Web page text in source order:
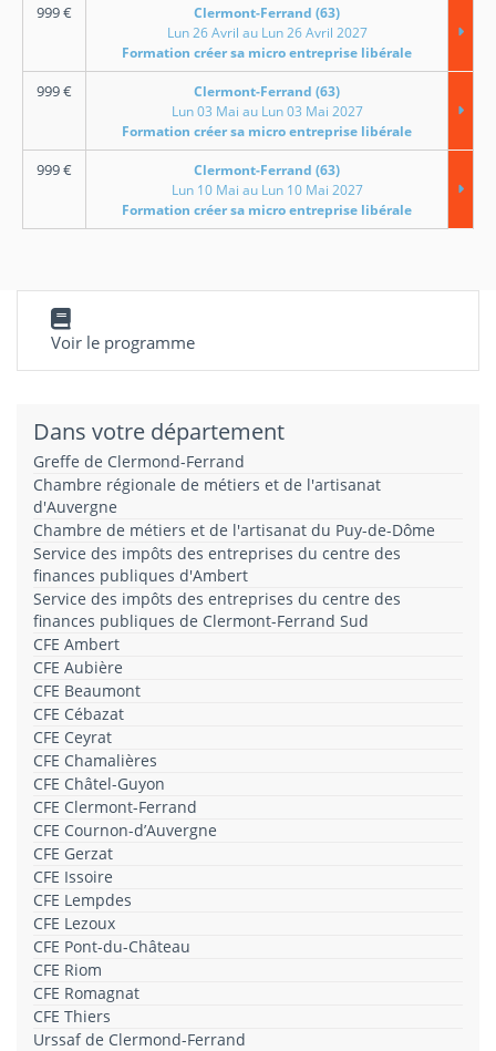
999€
Clermont-Ferrand (63)
Lun 26 Avril au Lun 26 Avril 2027
Formation créer sa micro entreprise libérale
999€
Clermont-Ferrand (63)
Lun 03 Mai au Lun 03 Mai 2027
Formation créer sa micro entreprise libérale
999€
Clermont-Ferrand (63)
Lun 10 Mai au Lun 10 Mai 2027
Formation créer sa micro entreprise libérale
Voir le programme
Dans votre département
Greffe de Clermond-Ferrand
Chambre régionale de métiers et de l'artisanat
d'Auvergne
Chambre de métiers et de l'artisanat du Puy-de-Dôme
Service des impôts des entreprises du centre des
finances publiques d'Ambert
Service des impôts des entreprises du centre des
finances publiques de Clermont-Ferrand Sud
CFE Ambert
CFE Aubière
CFE Beaumont
CFE Cébazat
CFE Ceyrat
CFE Chamalières
CFE Châtel-Guyon
CFE Clermont-Ferrand
CFE Cournon-d’Auvergne
CFE Gerzat
CFE Issoire
CFE Lempdes
CFE Lezoux
CFE Pont-du-Château
CFE Riom
CFE Romagnat
CFE Thiers
Urssaf de Clermond-Ferrand